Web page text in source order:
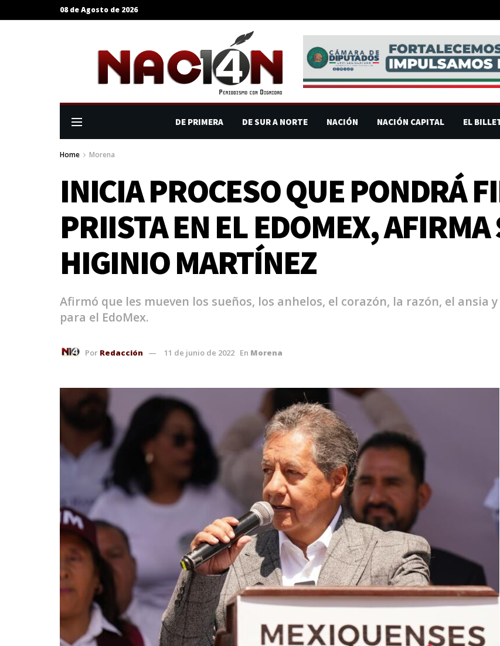
08 de Agosto de 2026
DE PRIMERA DE SUR A NORTE NACIÓN NACIÓN CAPITAL EL
Home Morena
INICIA PROCESO QUE PONDRÁ
PRIISTA EN EL EDOMEX, AFIRMA
HIGINIO MARTÍNEZ
Afirmó que les mueven los sueños, los anhelos, el corazón, la razón, el ansia
para el EdoMex.
Por Redacción 11 de junio de 2022 En Morena